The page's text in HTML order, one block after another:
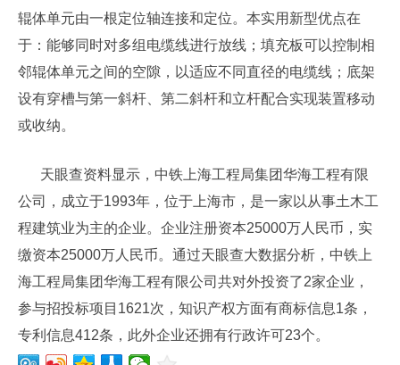
辊体单元由一根定位轴连接和定位。本实用新型优点在
于：能够同时对多组电缆线进行放线；填充板可以控制相
邻辊体单元之间的空隙，以适应不同直径的电缆线；底架
设有穿槽与第一斜杆、第二斜杆和立杆配合实现装置移动
或收纳。
天眼查资料显示，中铁上海工程局集团华海工程有限
公司，成立于1993年，位于上海市，是一家以从事土木工
程建筑业为主的企业。企业注册资本25000万人民币，实
缴资本25000万人民币。通过天眼查大数据分析，中铁上
海工程局集团华海工程有限公司共对外投资了2家企业，
参与招投标项目1621次，知识产权方面有商标信息1条，
专利信息412条，此外企业还拥有行政许可23个。